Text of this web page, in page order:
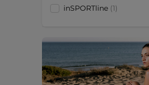
inSPORTline (1)